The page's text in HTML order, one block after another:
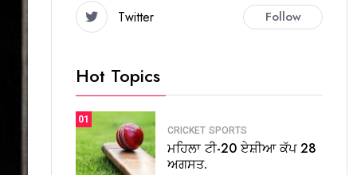
Twitter Follow
Hot Topics
01
CRICKET SPORTS
ਮਹਿਲਾ ਟੀ-20 ਏਸ਼ੀਆ ਕੱਪ 28
ਅਗਸਤ.